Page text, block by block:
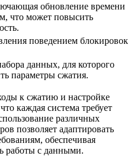
обновление времени
что может повысить
поведением блокировок
данных, для которого
параметры сжатия.
к сжатию и настройке
каждая система требует
различных
позволяет адаптировать
обеспечивая
работы с данными.